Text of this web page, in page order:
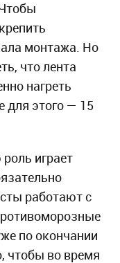
монтажа. Но
что лента
нагреть
для этого — 15
играет
работают с
по окончании
чтобы во время